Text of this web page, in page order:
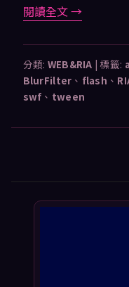
閱讀全文→
分類: WEB&RIA | 標籤:
BlurFilter 、 flash 、
swf 、 tween